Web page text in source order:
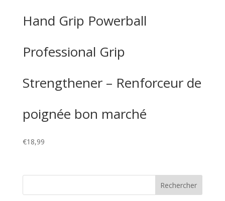
Hand Grip Powerball
Professional Grip
Strengthener – Renforceur de
poignée bon marché
€18,99